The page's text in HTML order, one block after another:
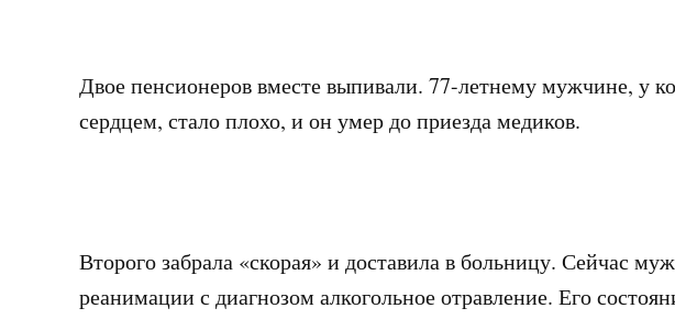
Двое пенсионеров вместе выпивали. 77-летнему мужчине, у
сердцем, стало плохо, и он умер до приезда медиков.
Второго забрала «скорая» и доставила в больницу. Сейчас
реанимации с диагнозом алкогольное отравление. Его